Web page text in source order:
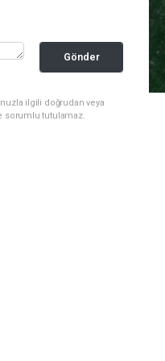
Gönder
ilgili doğrudan veya
sorumlu tutulamaz.